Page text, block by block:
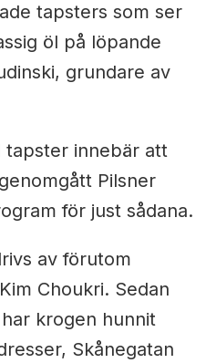
tapsters som ser
öl på löpande
grundare av
tapster innebär att
Pilsner
för just sådana.
av förutom
Choukri. Sedan
krogen hunnit
Skånegatan